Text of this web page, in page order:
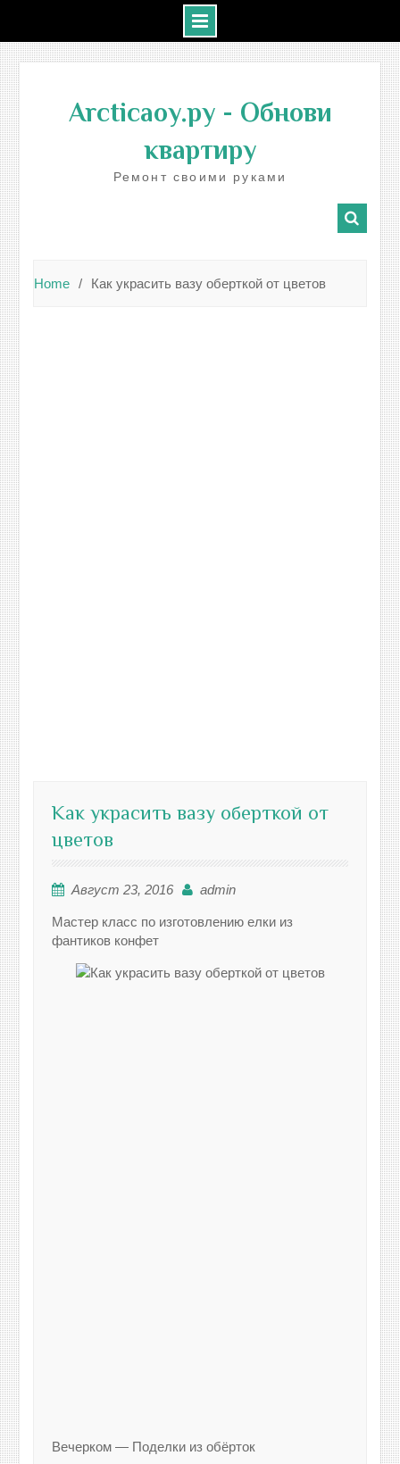
contentArcticaoy.ру- Обнови
квартиру
Ремонт своими руками
Home Как украсить вазу оберткой от цветов
Как украсить вазу оберткой от
цветов
Август 23, 2016 admin
Мастер класс по изготовлению елки из
фантиков конфет
Вечерком — Поделки из обёрток